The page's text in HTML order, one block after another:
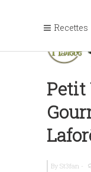
Recettes
Petit
By St3fan -